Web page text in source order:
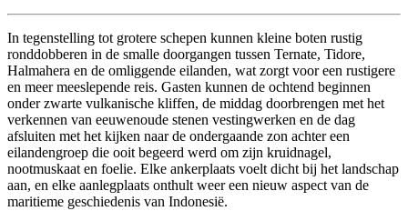
In tegenstelling tot grotere schepen kunnen kleine boten rustig
ronddobberen in de smalle doorgangen tussen Ternate, Tidore,
Halmahera en de omliggende eilanden, wat zorgt voor een rustigere
en meer meeslepende reis. Gasten kunnen de ochtend beginnen
onder zwarte vulkanische kliffen, de middag doorbrengen met het
verkennen van eeuwenoude stenen vestingwerken en de dag
afsluiten met het kijken naar de ondergaande zon achter een
eilandengroep die ooit begeerd werd om zijn kruidnagel,
nootmuskaat en foelie. Elke ankerplaats voelt dicht bij het landschap
aan, en elke aanlegplaats onthult weer een nieuw aspect van de
maritieme geschiedenis van Indonesië.